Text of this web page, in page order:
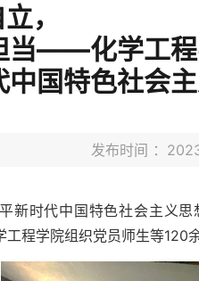
，
当——化学工程
中国特色社会
发布时间 ：
新时代中国特色社会主义
程学院组织党员师生等120